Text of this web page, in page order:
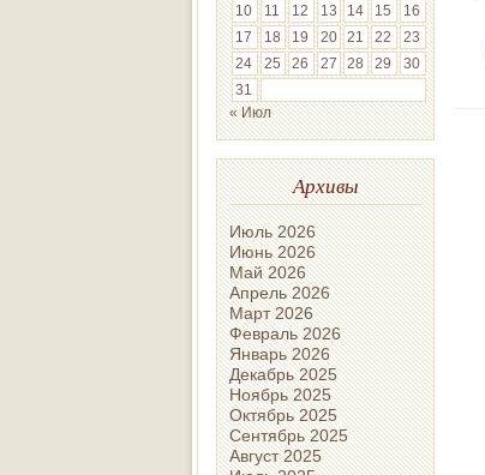
10
11 12 13 14 15
16
17
18 19 20 21 22
23
24
25 26 27 28 29
30
31
« Июл
Архивы
Июль 2026
Июнь 2026
Май 2026
Апрель 2026
Март 2026
Февраль 2026
Январь 2026
Декабрь 2025
Ноябрь 2025
Октябрь 2025
Сентябрь 2025
Август 2025